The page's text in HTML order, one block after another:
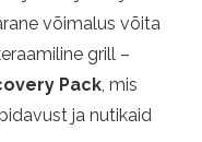
võimalus võita
grill –
Pack , mis
ja nutikaid